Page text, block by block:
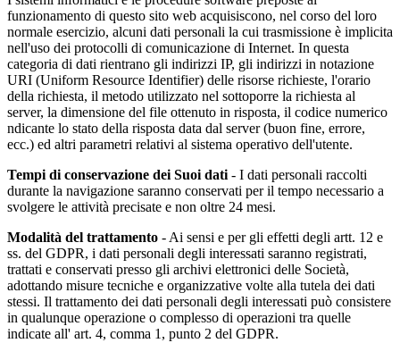
funzionamento di questo sito web acquisiscono, nel corso del loro
normale esercizio, alcuni dati personali la cui trasmissione è implicita
nell'uso dei protocolli di comunicazione di Internet. In questa
categoria di dati rientrano gli indirizzi IP, gli indirizzi in notazione
URI (Uniform Resource Identifier) delle risorse richieste, l'orario
della richiesta, il metodo utilizzato nel sottoporre la richiesta al
server, la dimensione del file ottenuto in risposta, il codice numerico
ndicante lo stato della risposta data dal server (buon fine, errore,
ecc.) ed altri parametri relativi al sistema operativo dell'utente.
Tempi di conservazione dei Suoi dati- I dati personali raccolti
durante la navigazione saranno conservati per il tempo necessario a
svolgere le attività precisate e non oltre 24 mesi.
Modalità del trattamento - Ai sensi e per gli effetti degli artt. 12 e
ss. del GDPR, i dati personali degli interessati saranno registrati,
trattati e conservati presso gli archivi elettronici delle Società,
adottando misure tecniche e organizzative volte alla tutela dei dati
stessi. Il trattamento dei dati personali degli interessati può consistere
in qualunque operazione o complesso di operazioni tra quelle
indicate all' art. 4, comma 1, punto 2 del GDPR.